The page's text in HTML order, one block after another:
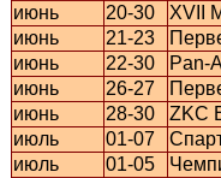
июнь
20-30
XVII
июнь
21-23
июнь
22-30
Pan-
июнь
26-27
июнь
28-30
ZKC
июль
01-07
июль
01-05